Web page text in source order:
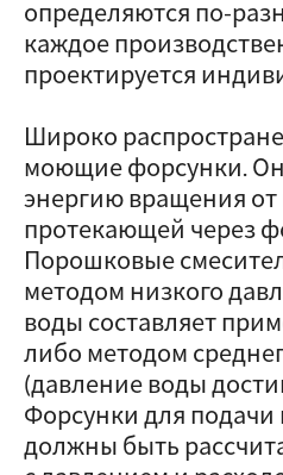
определяются по-
каждое
проектируется
Широко
моющие форсунки.
энергию вращения от
протекающей через
Порошковые
методом низкого
воды составляет
либо методом
(давление воды
Форсунки для
должны быть